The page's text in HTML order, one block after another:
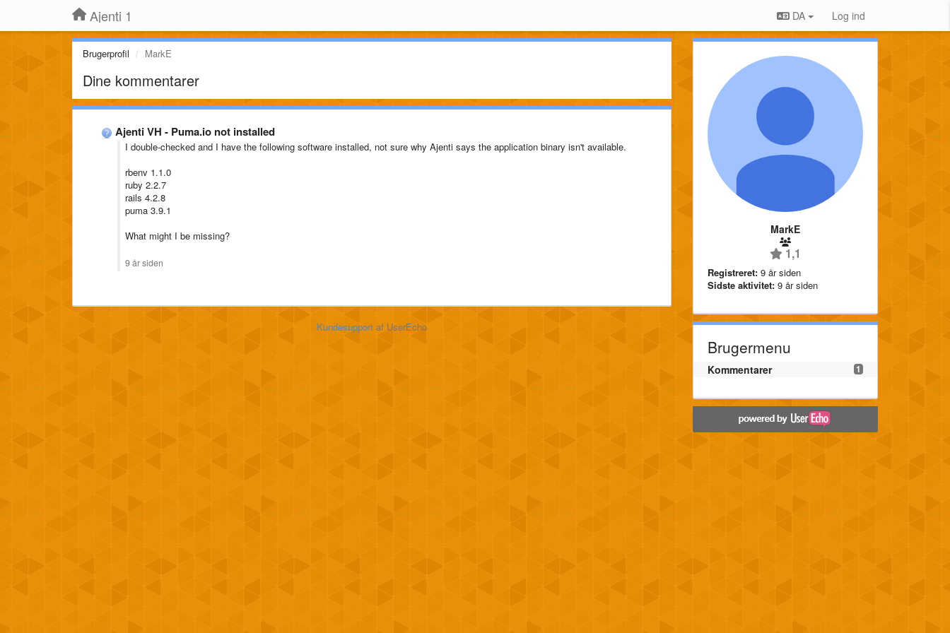
Ajenti 1 DA Log ind
Brugerprofil MarkE
Dine kommentarer
Ajenti VH - Puma.io not installed
I double-checked and I have the following software installed, not sure why Ajenti says the application binary isn't available.
rbenv 1.1.0
ruby 2.2.7
rails 4.2.8
puma 3.9.1
What might I be missing?
9 år siden
Kundesupportaf UserEcho
MarkE
1,1
Registreret: 9 år siden
Sidste aktivitet: 9 år siden
Brugermenu
1
Kommentarer